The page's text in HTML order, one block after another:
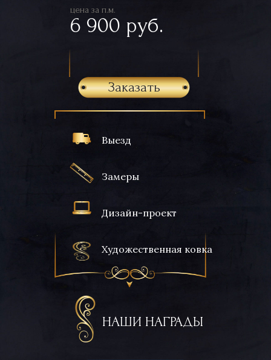
Выезд
Замеры
Дизайн-проект
Художественная ковка
НАШИ НАГРАДЫ
цена за п.м.
6 900 руб.
Заказать